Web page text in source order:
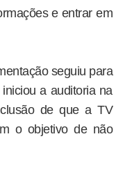
e entrar em
seguiu para
a auditoria na
de que a TV
o objetivo de não